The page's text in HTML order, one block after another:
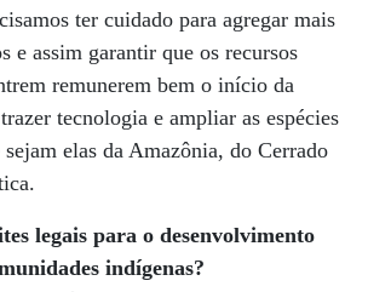
ter cuidado para agregar mais
e assim garantir que os recursos
remunerem bem o início da
tecnologia e ampliar as espécies
elas da Amazônia, do Cerrado
legais para o desenvolvimento
indígenas?